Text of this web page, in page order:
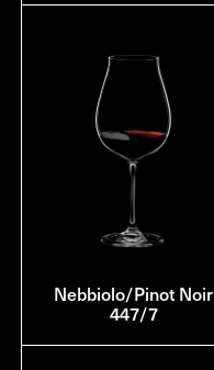
Nebbiolo/Pinot Noir
447/7